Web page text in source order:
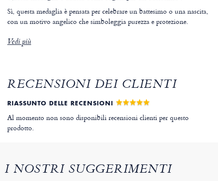
Sì, questa medaglia è pensata per celebrare un battesimo o una nascita,
con un motivo angelico che simboleggia purezza e protezione.
Vedi più
RECENSIONI DEI CLIENTI
RIASSUNTO DELLE RECENSIONI
Al momento non sono disponibili recensioni clienti per questo
prodotto.
I NOSTRI SUGGERIMENTI